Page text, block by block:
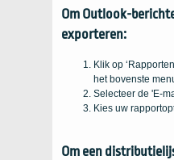
Om Outlook-
exporteren:
Klik op
het bovenste
Selecteer de 'E-
Kies uw
Om een